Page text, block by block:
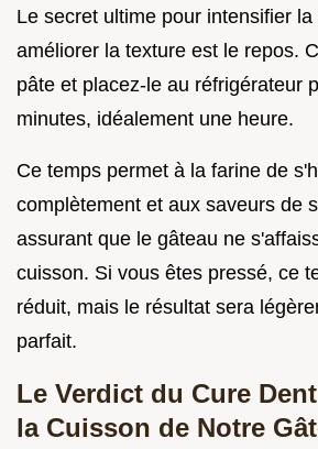
Le secret ultime pour intensifier
améliorer la texture est le repos.
pâte et placez-le au réfrigérateur
minutes, idéalement une heure.
Ce temps permet à la farine de
complètement et aux saveurs de
assurant que le gâteau ne
cuisson. Si vous êtes pressé, ce
réduit, mais le résultat sera
parfait.
Le Verdict du Cure
la Cuisson de Notre